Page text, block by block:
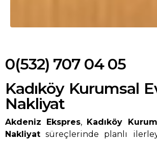
0(532) 707 04 05
Kadıköy Kurumsal
Nakliyat
Akdeniz Ekspres,
Kadıköy
Nakliyat süreçlerinde planlı